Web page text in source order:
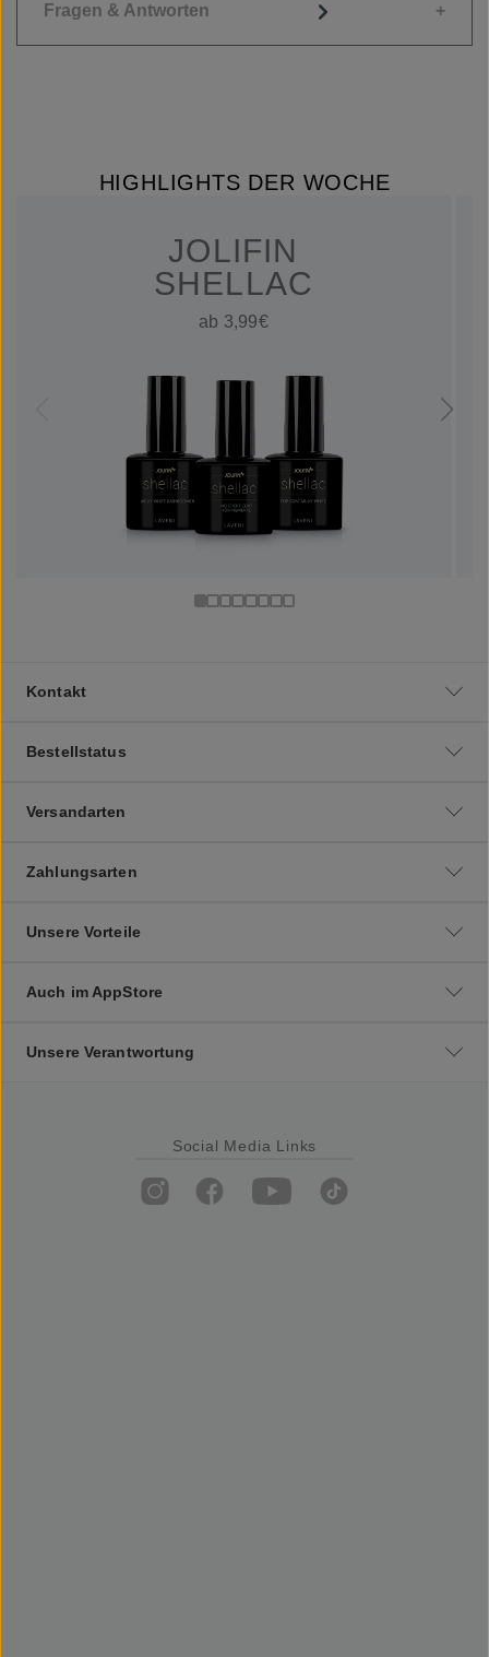
Fragen & Antworten
HIGHLIGHTS DER WOCHE
JOLIFIN
SHELLAC
ab 3,99€
Kontakt
Bestellstatus
Versandarten
Zahlungsarten
Unsere Vorteile
Auch im AppStore
Unsere Verantwortung
Social Media Links